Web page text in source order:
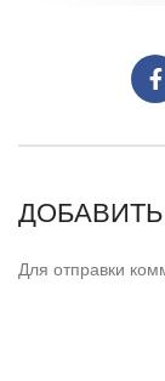
Для отправки